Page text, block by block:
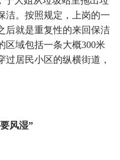
洁。按照规定，上岗的一
后就是重复性的来回保洁
区域包括一条大概300米
居民小区的纵横街道，
风湿”